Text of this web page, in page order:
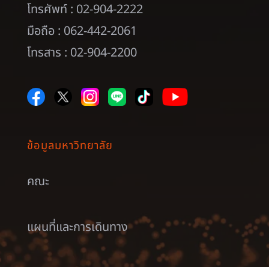
โทรศัพท์ : 02-904-2222
มือถือ : 062-442-2061
โทรสาร : 02-904-2200
ข้อมูลมหาวิทยาลัย
คณะ
แผนที่และการเดินทาง